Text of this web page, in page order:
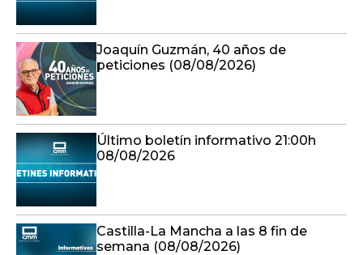
Joaquín Guzmán, 40 años de
peticiones (08/08/2026)
Último boletín informativo 21:00h
08/08/2026
Castilla-La Mancha a las 8 fin de
semana (08/08/2026)